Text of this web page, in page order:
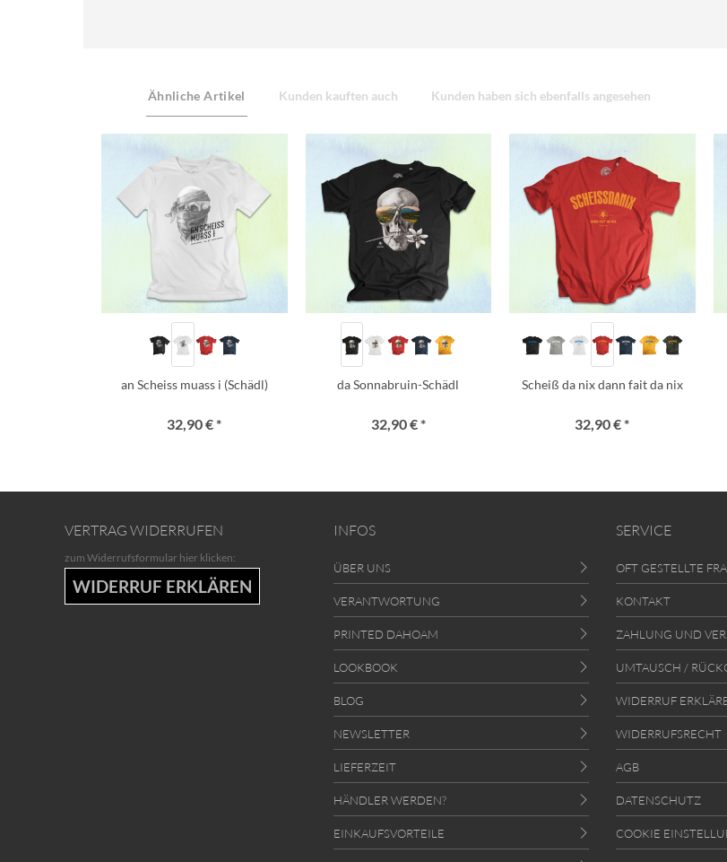
Ähnliche Artikel Kunden kauften auch Kunden haben sich ebenfalls angesehen
an Scheiss muass i (Schädl)
32,90 € *
da Sonnabruin-Schädl
32,90 € *
Scheiß da nix dann fait da nix
32,90 € *
VERTRAG WIDERRUFEN
zum Widerrufsformular hier klicken:
WIDERRUF ERKLÄREN
INFOS
ÜBER UNS
VERANTWORTUNG
PRINTED DAHOAM
LOOKBOOK
BLOG
NEWSLETTER
LIEFERZEIT
HÄNDLER WERDEN?
EINKAUFSVORTEILE
SERVICE
OFT GESTELLTE
KONTAKT
ZAHLUNG UND
UMTAUSCH /
WIDERRUF
WIDERRUFSRECHT
AGB
DATENSCHUTZ
COOKIE